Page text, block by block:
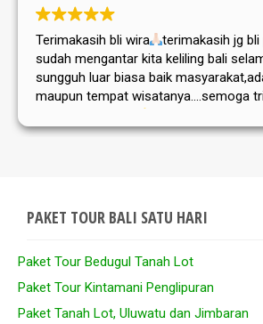
Terimakasih bli wira
terimakasih jg bli
sudah mengantar kita keliling bali
sungguh luar biasa baik
maupun tempat wisatanya....semoga
PAKET TOUR BALI SATU HARI
Paket Tour Bedugul Tanah Lot
Paket Tour Kintamani Penglipuran
Paket Tanah Lot, Uluwatu dan Jimbaran